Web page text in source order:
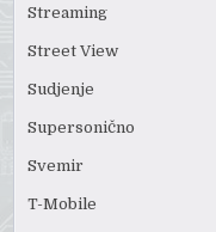
Streaming
Street View
Sudjenje
Supersonično
Svemir
T-Mobile